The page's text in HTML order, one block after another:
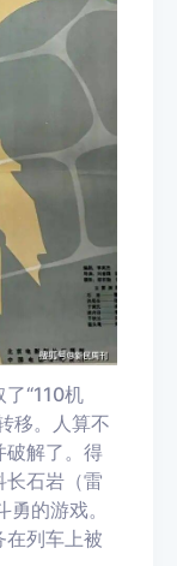
“110机
移。人算不
破解了。得
长石岩（雷
的游戏。
在列车上被